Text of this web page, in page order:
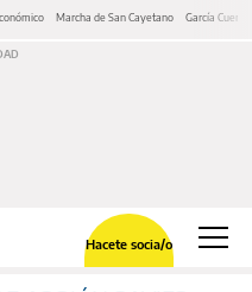
Marcha de San Cayetano García Cuerva
Hacete socia/o